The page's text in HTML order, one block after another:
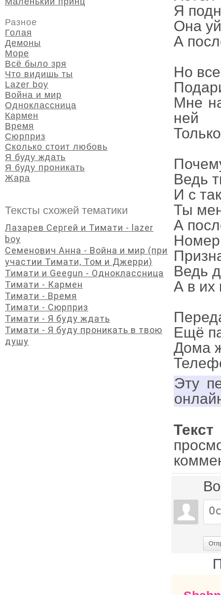
Я
Она
А
Но
Мне
ней
Ведь
И с
Ты
А
Номер
Ведь
А в их
Ещё
Дома
Эту
Разное
Голая
Демоны
Море
Всё было зря
Что видишь ты
Lazer boy
Война и мир
Одноклассница
Кармен
Время
Сюрприз
Сколько стоит любовь
Я буду ждать
Я буду проникать
Жара
Тексты схожей тематики
Лазарев Сергей и Тимати - lazer
boy
Семенович Анна - Война и мир (при
участии Тимати, Том и Джерри)
Тимати и Geegun - Одноклассница
Тимати - Кармен
Тимати - Время
Тимати - Сюрприз
Тимати - Я буду ждать
Тимати - Я буду проникать в твою
душу